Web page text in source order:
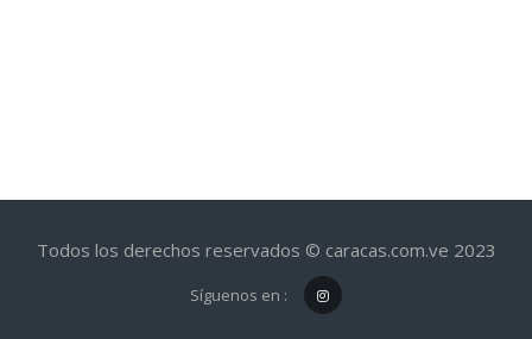
Todos los derechos reservados © caracas.com.ve 2023
Síguenos en :